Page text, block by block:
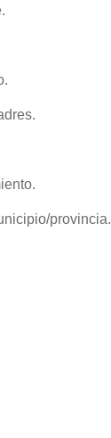
provincia.